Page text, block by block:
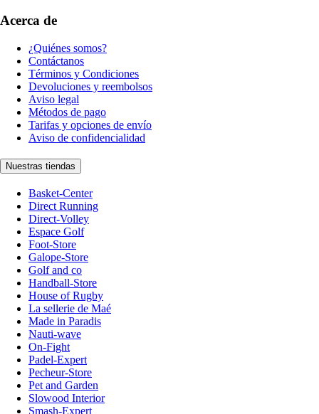
Acerca de
¿Quiénes somos?
Contáctanos
Términos y Condiciones
Devoluciones y reembolsos
Aviso legal
Métodos de pago
Tarifas y opciones de envío
Aviso de confidencialidad
Nuestras tiendas
Basket-Center
Direct Running
Direct-Volley
Espace Golf
Foot-Store
Galope-Store
Golf and co
Handball-Store
House of Rugby
La sellerie de Maé
Made in Paradis
Nauti-wave
On-Fight
Padel-Expert
Pecheur-Store
Pet and Garden
Slowood Interior
Smash-Expert